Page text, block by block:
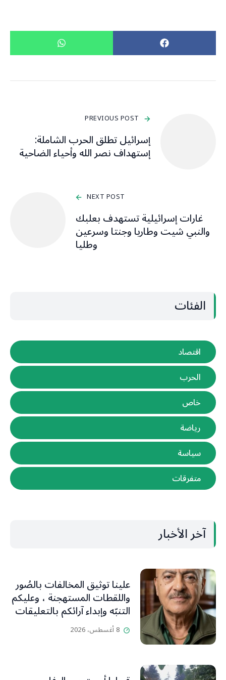
PREVIOUS POST
إسرائيل تطلق الحرب الشاملة:
إستهداف نصر الله وأحياء الضاحية
NEXT POST
غارات إسرائيلية تستهدف بعلبك
والنبي شيت وطاريا وجنتا وسرعين
وطليا
الفئات
اقتصاد
الحرب
خاص
رياضة
سياسة
متفرقات
آخر الأخبار
علينا توثيق المخالفات بالصُور
واللقطات المستهجنة ، وعليكم
التنبّه وإبداء آرائكم بالتعليقات
(جورج صبّاغ)
8 أغسطس، 2026